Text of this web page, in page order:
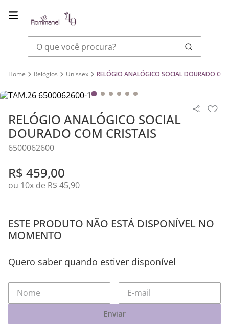
O que você procura?
Relógios Unissex RELÓGIO ANALÓGICO SOCIAL DOURADO
RELÓGIO ANALÓGICO SOCIAL
DOURADO COM CRISTAIS
6500062600
R$ 459,00
ou 10x de R$ 45,90
ESTE PRODUTO NÃO ESTÁ DISPONÍVEL NO
MOMENTO
Quero saber quando estiver disponível
Enviar